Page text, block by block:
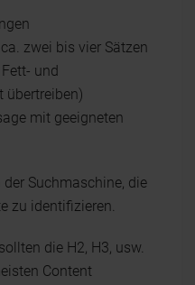
zwei bis vier Sätzen
und
übertreiben)
mit geeigneten
Suchmaschine, die
zu identifizieren.
die H2, H3, usw.
Content